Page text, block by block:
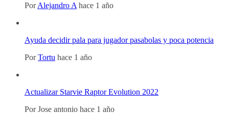
PorAlejandro A hace 1 año
Ayuda decidir pala para jugador pasabolas y poca potencia
PorTortu hace 1 año
Actualizar Starvie Raptor Evolution 2022
PorJose antonio hace 1 año